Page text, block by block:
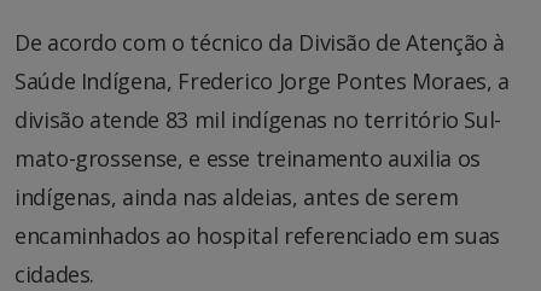
De acordo com o técnico da Divisão de Atenção à
Saúde Indígena, Frederico Jorge Pontes Moraes, a
divisão atende 83 mil indígenas no território Sul-
mato-grossense, e esse treinamento auxilia os
indígenas, ainda nas aldeias, antes de serem
encaminhados ao hospital referenciado em suas
cidades.